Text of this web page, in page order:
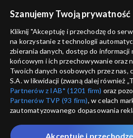
informacje o dostawcy usług
Szanujemy Twoją prywatność
Kliknij "Akceptuję i przechodzę do
na korzystanie z technologii
zbierania danych, dostęp do informacji
końcowym i ich przechowywanie oraz
Twoich danych osobowych przez nas,
S.A. w likwidacji (zwaną dalej również
Partnerów z IAB* (1201 firm) oraz
Partnerów TVP (93 firm), w celach
zautomatyzowanego dopasowania
które wskazujemy poniżej, a także
Akceptuję i